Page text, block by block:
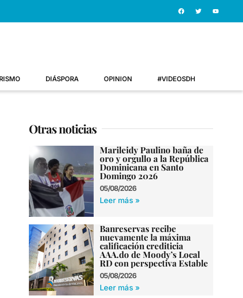
DIÁSPORA OPINION #VIDEOSDH
Otras noticias
Marileidy Paulino baña de
oro y orgullo a la República
Dominicana en Santo
Domingo 2026
05/08/2026
Leer más »
Banreservas recibe
nuevamente la máxima
calificación crediticia
AAA.do de Moody’s Local
RD con perspectiva Estable
05/08/2026
Leer más »